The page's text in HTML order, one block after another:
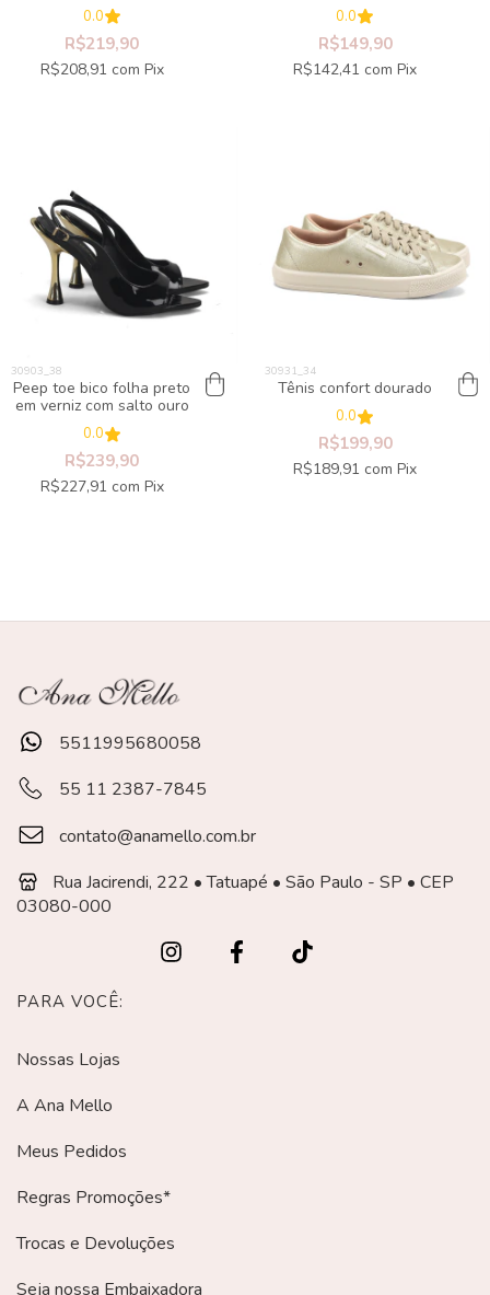
0.0
R$219,90
R$208,91 com Pix
0.0
R$149,90
R$142,41 com Pix
Peep toe bico folha preto
em verniz com salto ouro
0.0
R$239,90
R$227,91 com Pix
Tênis confort dourado
0.0
R$199,90
R$189,91 com Pix
5511995680058
55 11 2387-7845
contato@anamello.com.br
Rua Jacirendi, 222 • Tatuapé • São Paulo - SP • CEP
03080-000
PARA VOCÊ:
Nossas Lojas
A Ana Mello
Meus Pedidos
Regras Promoções*
Trocas e Devoluções
Seja nossa Embaixadora